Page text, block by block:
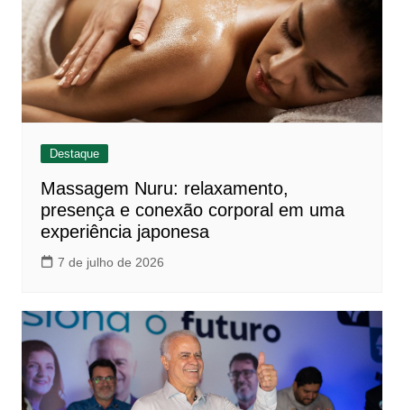
Destaque
Massagem Nuru: relaxamento,
presença e conexão corporal em uma
experiência japonesa
7 de julho de 2026